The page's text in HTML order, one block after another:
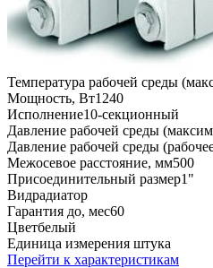
Температура рабочей среды
Мощность, Вт1240
Исполнение10-секционный
Давление рабочей среды
Давление рабочей среды
Межосевое расстояние, мм500
Присоединительный размер1"
Видрадиатор
Гарантия до, мес60
Цветбелый
Единица измерения штука
Перейти к характеристикам